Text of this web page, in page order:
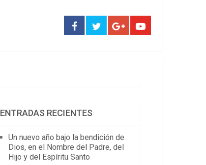
ENTRADAS RECIENTES
Un nuevo año bajo la bendición de
Dios, en el Nombre del Padre, del
Hijo y del Espíritu Santo